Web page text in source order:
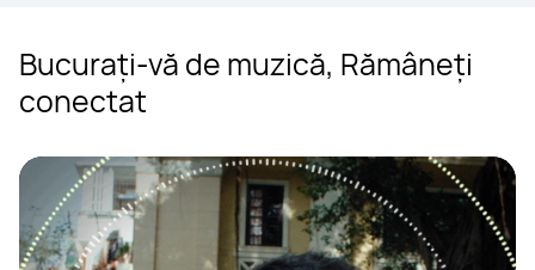
Bucurați-vă de muzică, Rămâneți
conectat